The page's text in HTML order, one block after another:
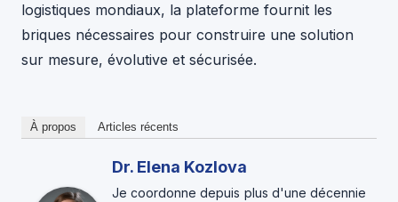
logistiques mondiaux, la plateforme fournit les
briques nécessaires pour construire une solution
sur mesure, évolutive et sécurisée.
À propos Articles récents
Dr. Elena Kozlova
Je coordonne depuis plus d'une décennie